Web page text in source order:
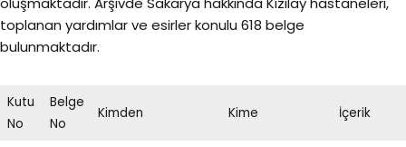
toplanan yardımlar ve esirler konulu 618 belge
bulunmaktadır.
Kutu
No
Belge
No
Kimden Kime İçerik